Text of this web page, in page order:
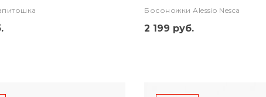
Босоножки Alessio Nesca
2 199 руб.